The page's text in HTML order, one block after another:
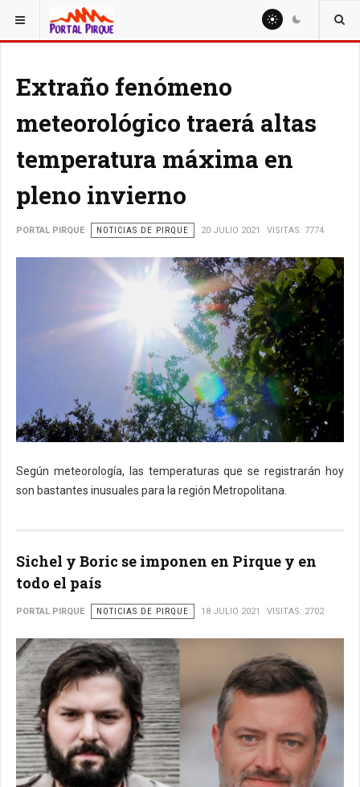
ESTÁ AQUÍ: NOTICIAS
Extraño fenómeno
meteorológico traerá altas
temperatura máxima en
pleno invierno
PORTAL PIRQUE NOTICIAS DE PIRQUE 20 JULIO 2021 VISITAS: 7774
Según meteorología, las temperaturas que se registrarán hoy
son bastantes inusuales para la región Metropolitana.
Sichel y Boric se imponen en Pirque y en
todo el país
PORTAL PIRQUE NOTICIAS DE PIRQUE 18 JULIO 2021 VISITAS: 2702